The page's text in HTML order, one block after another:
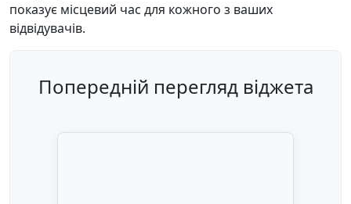
показує місцевий час для кожного з ваших
відвідувачів.
Попередній перегляд віджета